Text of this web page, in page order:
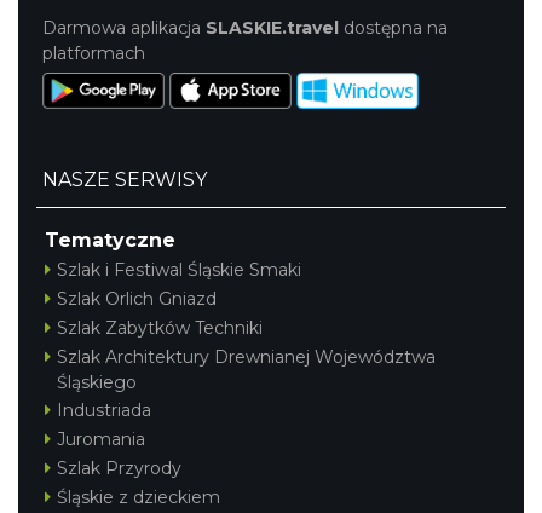
Darmowa aplikacja SLASKIE.travel dostępna na
platformach
NASZE SERWISY
Tematyczne
Szlak i Festiwal Śląskie Smaki
Szlak Orlich Gniazd
Szlak Zabytków Techniki
Szlak Architektury Drewnianej Województwa
Śląskiego
Industriada
Juromania
Szlak Przyrody
Śląskie z dzieckiem